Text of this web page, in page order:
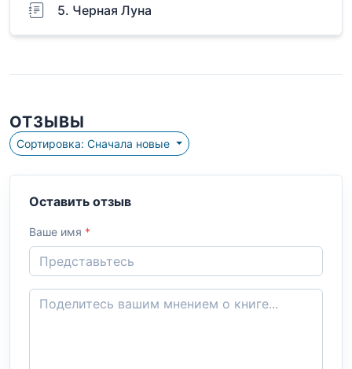
5. Черная Луна
ОТЗЫВЫ
Сортировка: Сначала новые
Оставить отзыв
Ваше имя *